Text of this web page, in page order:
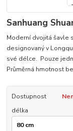
Sanhuang
Moderní dvojitá šavle
designovaný v
své délce. Pouze
Průměrná hmotnost
Dostupnost
délka